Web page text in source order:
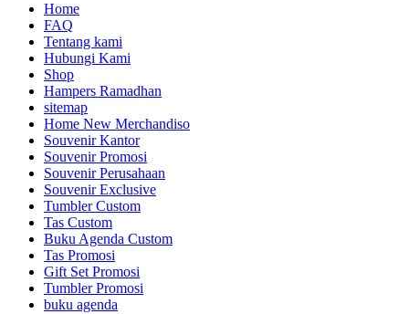
Home
FAQ
Tentang kami
Hubungi Kami
Shop
Hampers Ramadhan
sitemap
Home New Merchandiso
Souvenir Kantor
Souvenir Promosi
Souvenir Perusahaan
Souvenir Exclusive
Tumbler Custom
Tas Custom
Buku Agenda Custom
Tas Promosi
Gift Set Promosi
Tumbler Promosi
buku agenda